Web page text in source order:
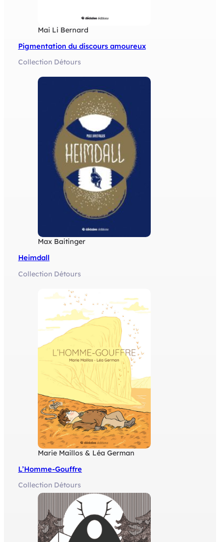
Mai Li Bernard
Pigmentation du discours amoureux
Collection Détours
Max Baitinger
Heimdall
Collection Détours
Marie Maillos & Léa German
L’Homme-Gouffre
Collection Détours